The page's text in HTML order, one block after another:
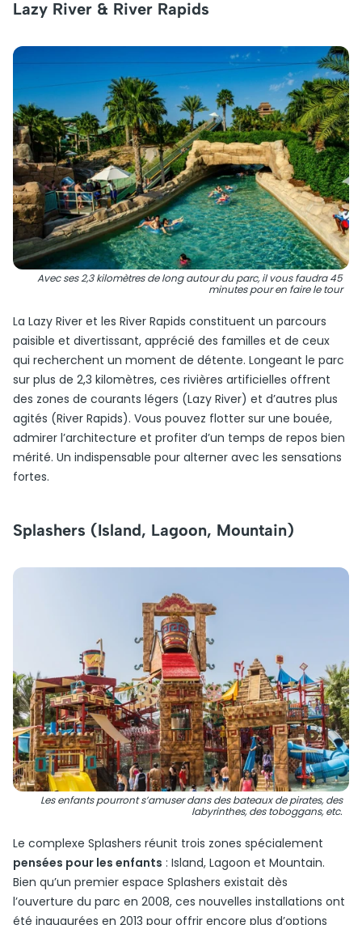
Lazy River & River Rapids
Avec ses 2,3 kilomètres de long autour du parc, il vous faudra 45
minutes pour en faire le tour
La Lazy River et les River Rapids constituent un parcours
paisible et divertissant, apprécié des familles et de ceux
qui recherchent un moment de détente. Longeant le parc
sur plus de 2,3 kilomètres, ces rivières artificielles offrent
des zones de courants légers (Lazy River) et d’autres plus
agités (River Rapids). Vous pouvez flotter sur une bouée,
admirer l’architecture et profiter d’un temps de repos bien
mérité. Un indispensable pour alterner avec les sensations
fortes.
Splashers (Island, Lagoon, Mountain)
Les enfants pourront s’amuser dans des bateaux de pirates, des
labyrinthes, des toboggans, etc.
Le complexe Splashers réunit trois zones spécialement
pensées pour les enfants : Island, Lagoon et Mountain.
Bien qu’un premier espace Splashers existait dès
l’ouverture du parc en 2008, ces nouvelles installations ont
été inaugurées en 2013 pour offrir encore plus d’options